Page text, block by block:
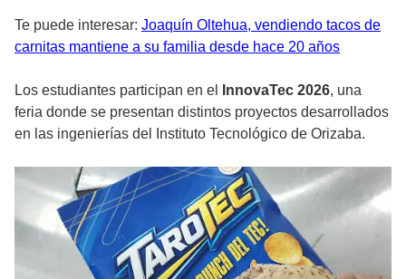
Te puede interesar: Joaquín Oltehua, vendiendo tacos de
carnitas mantiene a su familia desde hace 20 años
Los estudiantes participan en el InnovaTec 2026, una
feria donde se presentan distintos proyectos desarrollados
en las ingenierías del Instituto Tecnológico de Orizaba.